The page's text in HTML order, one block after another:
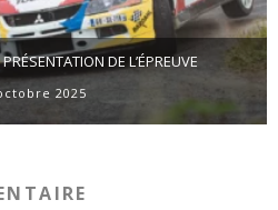
DE L’ÉPREUVE
2025